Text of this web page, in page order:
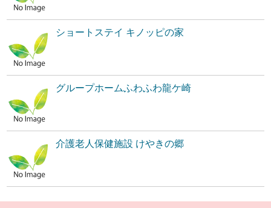
ショートステイ キノッピの家
グループホームふわふわ龍ケ崎
介護老人保健施設 けやきの郷